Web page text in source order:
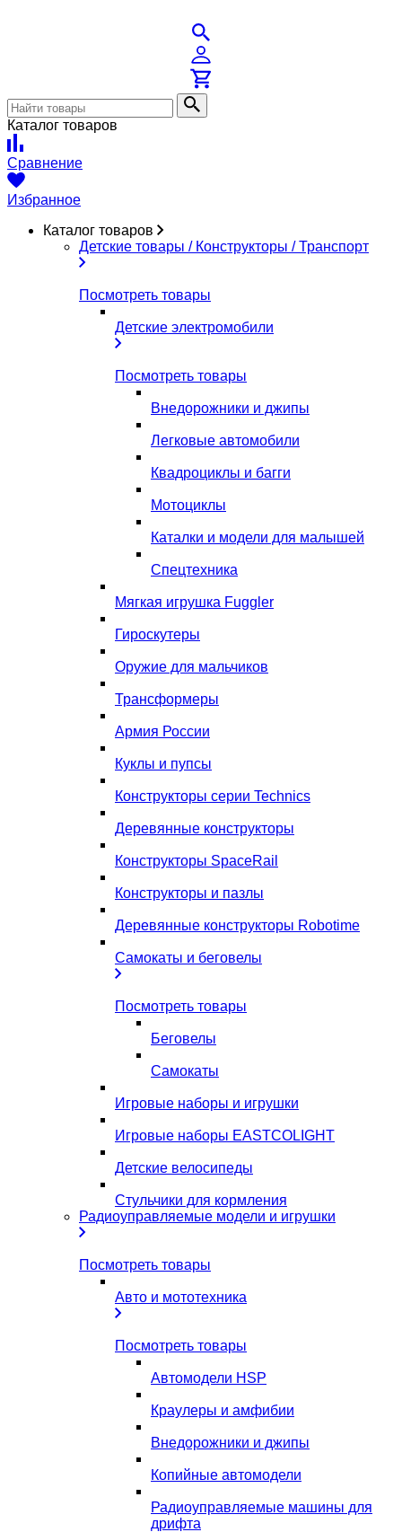
Каталог товаров
Сравнение
Избранное
Каталог товаров
Детские товары / Конструкторы / Транспорт
Посмотреть товары
Детские электромобили
Посмотреть товары
Внедорожники и джипы
Легковые автомобили
Квадроциклы и багги
Мотоциклы
Каталки и модели для малышей
Спецтехника
Мягкая игрушка Fuggler
Гироскутеры
Оружие для мальчиков
Трансформеры
Армия России
Куклы и пупсы
Конструкторы серии Technics
Деревянные конструкторы
Конструкторы SpaceRail
Конструкторы и пазлы
Деревянные конструкторы Robotime
Самокаты и беговелы
Посмотреть товары
Беговелы
Самокаты
Игровые наборы и игрушки
Игровые наборы EASTCOLIGHT
Детские велосипеды
Стульчики для кормления
Радиоуправляемые модели и игрушки
Посмотреть товары
Авто и мототехника
Посмотреть товары
Автомодели HSP
Краулеры и амфибии
Внедорожники и джипы
Копийные автомодели
Радиоуправляемые машины для
дрифта